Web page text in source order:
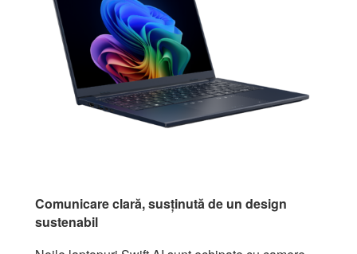
Comunicare clară, susținută de un design
sustenabil